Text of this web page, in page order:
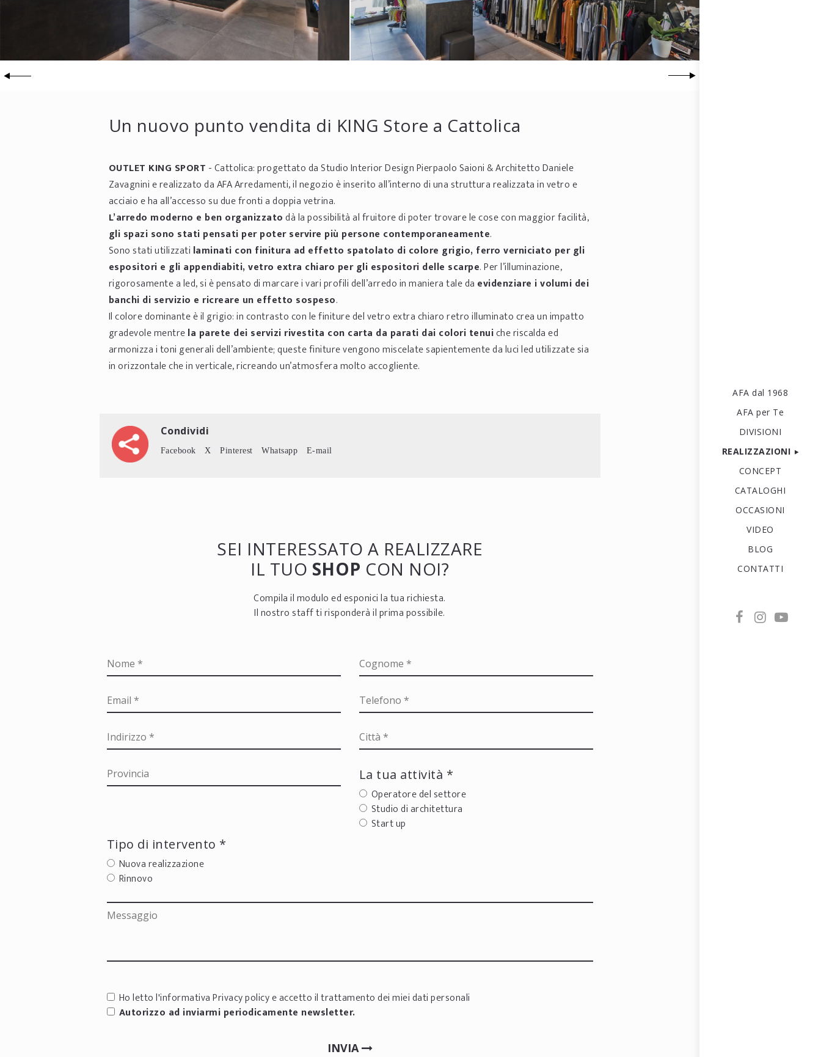
AFA dal 1968
AFA per Te
DIVISIONI
REALIZZAZIONI
CONCEPT
CATALOGHI
OCCASIONI
VIDEO
BLOG
CONTATTI
Un nuovo punto vendita di KING Store a Cattolica
OUTLET KING SPORT - Cattolica: progettato da Studio Interior Design Pierpaolo Saioni & Architetto Daniele
Zavagnini e realizzato da AFA Arredamenti, il negozio è inserito all’interno di una struttura realizzata in vetro e
acciaio e ha all’accesso su due fronti a doppia vetrina.
L’arredo moderno e ben organizzatodà la possibilità al fruitore di poter trovare le cose con maggior facilità,
gli spazi sono stati pensati per poter servire più persone contemporaneamente.
Sono stati utilizzati laminati con finitura ad effetto spatolato di colore grigio, ferro verniciato per gli
espositori e gli appendiabiti, vetro extra chiaro per gli espositori delle scarpe. Per l’illuminazione,
rigorosamente a led, si è pensato di marcare i vari profili dell’arredo in maniera tale da evidenziare i volumi dei
banchi di servizio e ricreare un effetto sospeso.
Il colore dominante è il grigio: in contrasto con le finiture del vetro extra chiaro retro illuminato crea un impatto
gradevole mentrela parete dei servizi rivestita con carta da parati dai colori tenuiche riscalda ed
armonizza i toni generali dell’ambiente; queste finiture vengono miscelate sapientemente da luci led utilizzate sia
in orizzontale che in verticale, ricreando un’atmosfera molto accogliente.
Condividi
Facebook X Pinterest Whatsapp E-mail
SEI INTERESSATO A REALIZZARE
IL TUO SHOP CON NOI?
Compila il modulo ed esponici la tua richiesta.
Il nostro staff ti risponderà il prima possibile.
La tua attività *
Operatore del settore
Studio di architettura
Start up
Tipo di intervento *
Nuova realizzazione
Rinnovo
Ho letto l'informativaPrivacy policye accetto il trattamento dei miei dati personali
Autorizzo ad inviarmi periodicamente newsletter.
INVIA